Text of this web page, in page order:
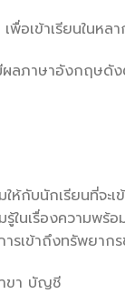
เข้าเรียนในหล
ผลภาษาอังกฤษดั
ห้กับนักเรียนที่จ
ในเรื่องความพร้
ารเข้าถึงทรัพย
ขา บัญชี